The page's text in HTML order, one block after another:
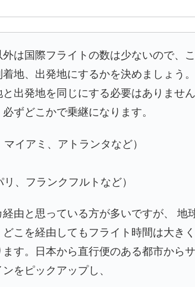
は国際フライトの数は少ないので、
地、出発地にするかを決めましょう
出発地を同じにする必要はありませ
ずどこかで乗継になります。
イアミ、アトランタなど）
、フランクフルトなど）
由と思っている方が多いですが、 地
こを経由してもフライト時間は大き
す。日本から直行便のある都市から
をピックアップし、